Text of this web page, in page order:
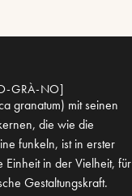
GRÀ-NO]
granatum) mit seinen
die wie die
funkeln, ist in erster
Einheit in der Vielheit, für
Gestaltungskraft.